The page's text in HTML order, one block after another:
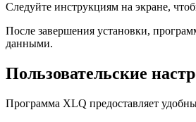
Следуйте инструкциям на экране,
После завершения установки,
данными.
Пользовательские
Программа XLQ предоставляет